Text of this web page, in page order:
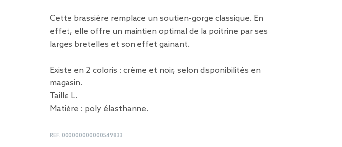
Cette brassière remplace un soutien-gorge classique. En
effet, elle offre un maintien optimal de la poitrine par ses
larges bretelles et son effet gainant.
Existe en 2 coloris : crème et noir, selon disponibilités en
magasin.
Taille L.
Matière : poly élasthanne.
REF. 000000000000549833